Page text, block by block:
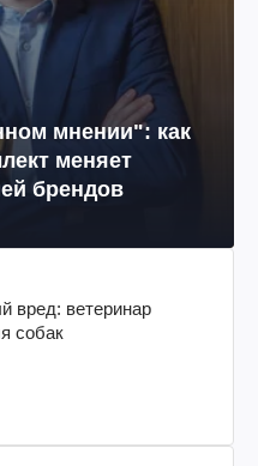
мнении": как
меняет
брендов
вред: ветеринар
собак